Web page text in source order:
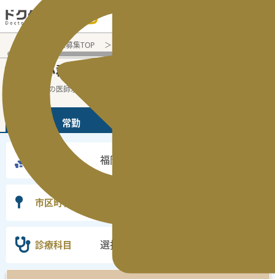
医師転職・求人募集TOP
福岡県小郡市
福岡県の常勤の医師求人の検索結果です。
常勤
福岡県
市区町村
診療科目 選択なし